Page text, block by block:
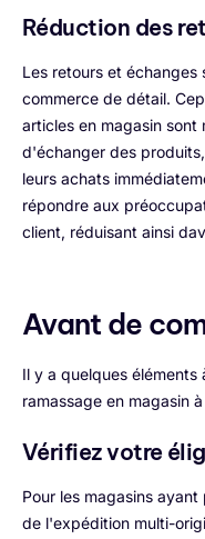
Réduction des
Les retours et échanges
commerce de détail.
articles en magasin sont
d'échanger des
leurs achats
répondre aux
client, réduisant ainsi
Avant de
Il y a quelques
ramassage en magasin
Vérifiez votre
Pour les magasins
de l'expédition multi-